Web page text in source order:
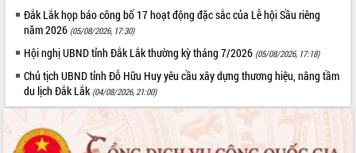
Đắk Lắk họp báo công bố 17 hoạt động đặc sắc của Lễ hội Sầu riêng
năm 2026 (05/08/2026, 17:30)
Hội nghị UBND tỉnh Đắk Lắk thường kỳ tháng 7/2026 (05/08/2026, 17:18)
Chủ tịch UBND tỉnh Đỗ Hữu Huy yêu cầu xây dựng thương hiệu, nâng tầm
du lịch Đắk Lắk (04/08/2026, 21:00)